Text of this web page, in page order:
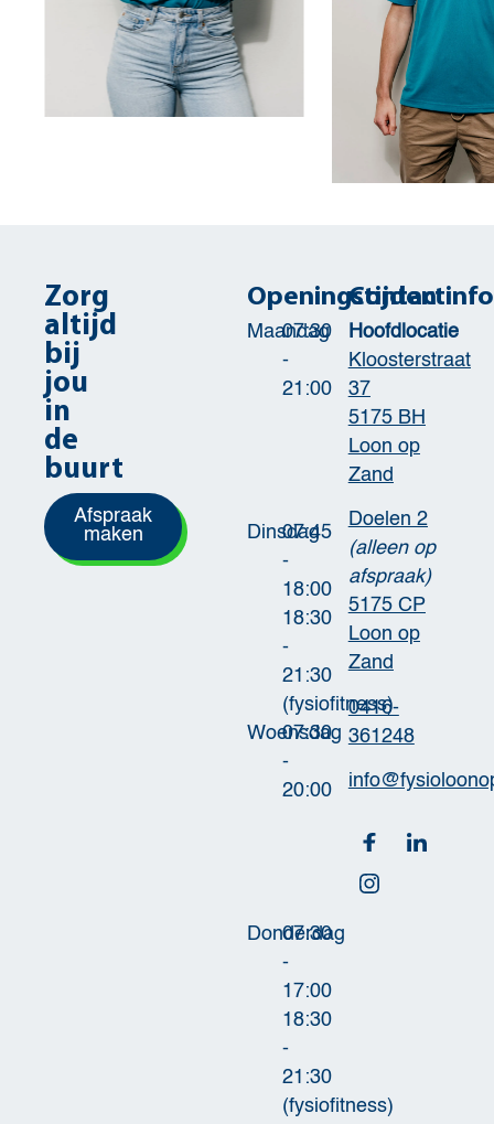
Zorg
altijd
bij
jou
in
de
buurt
Afspraak
maken
Openingstijden
Maandag
07:30
-
21:00
Dinsdag
07:45
-
18:00
18:30
-
21:30
(fysiofitness)
Woensdag
07:30
-
20:00
Donderdag
07:30
-
17:00
18:30
-
21:30
(fysiofitness)
Hoofdlocatie
Kloosterstraat
37
5175 BH
Loon op
Zand
Doelen 2
(alleen op
afspraak)
5175 CP
Loon op
Zand
0416-
361248